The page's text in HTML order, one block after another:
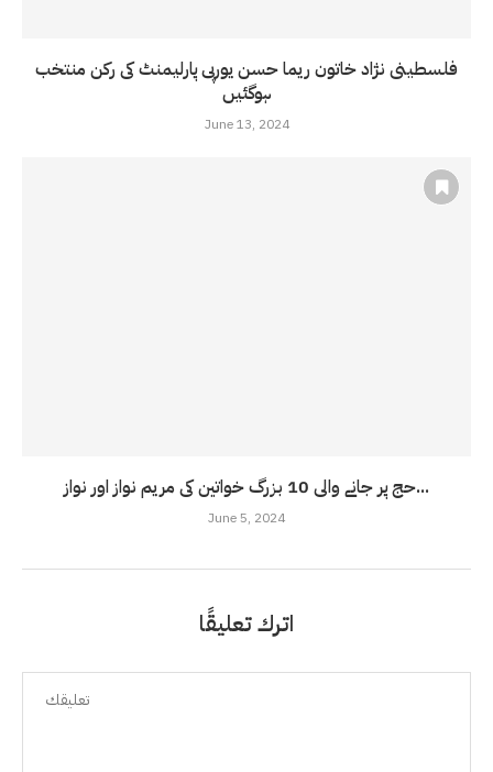
فلسطینی نژاد خاتون ریما حسن یورپی پارلیمنٹ کی رکن منتخب
ہوگئیں
June 13, 2024
حج پر جانے والی 10 بزرگ خواتین کی مریم نواز اور نواز...
June 5, 2024
اترك تعليقًا